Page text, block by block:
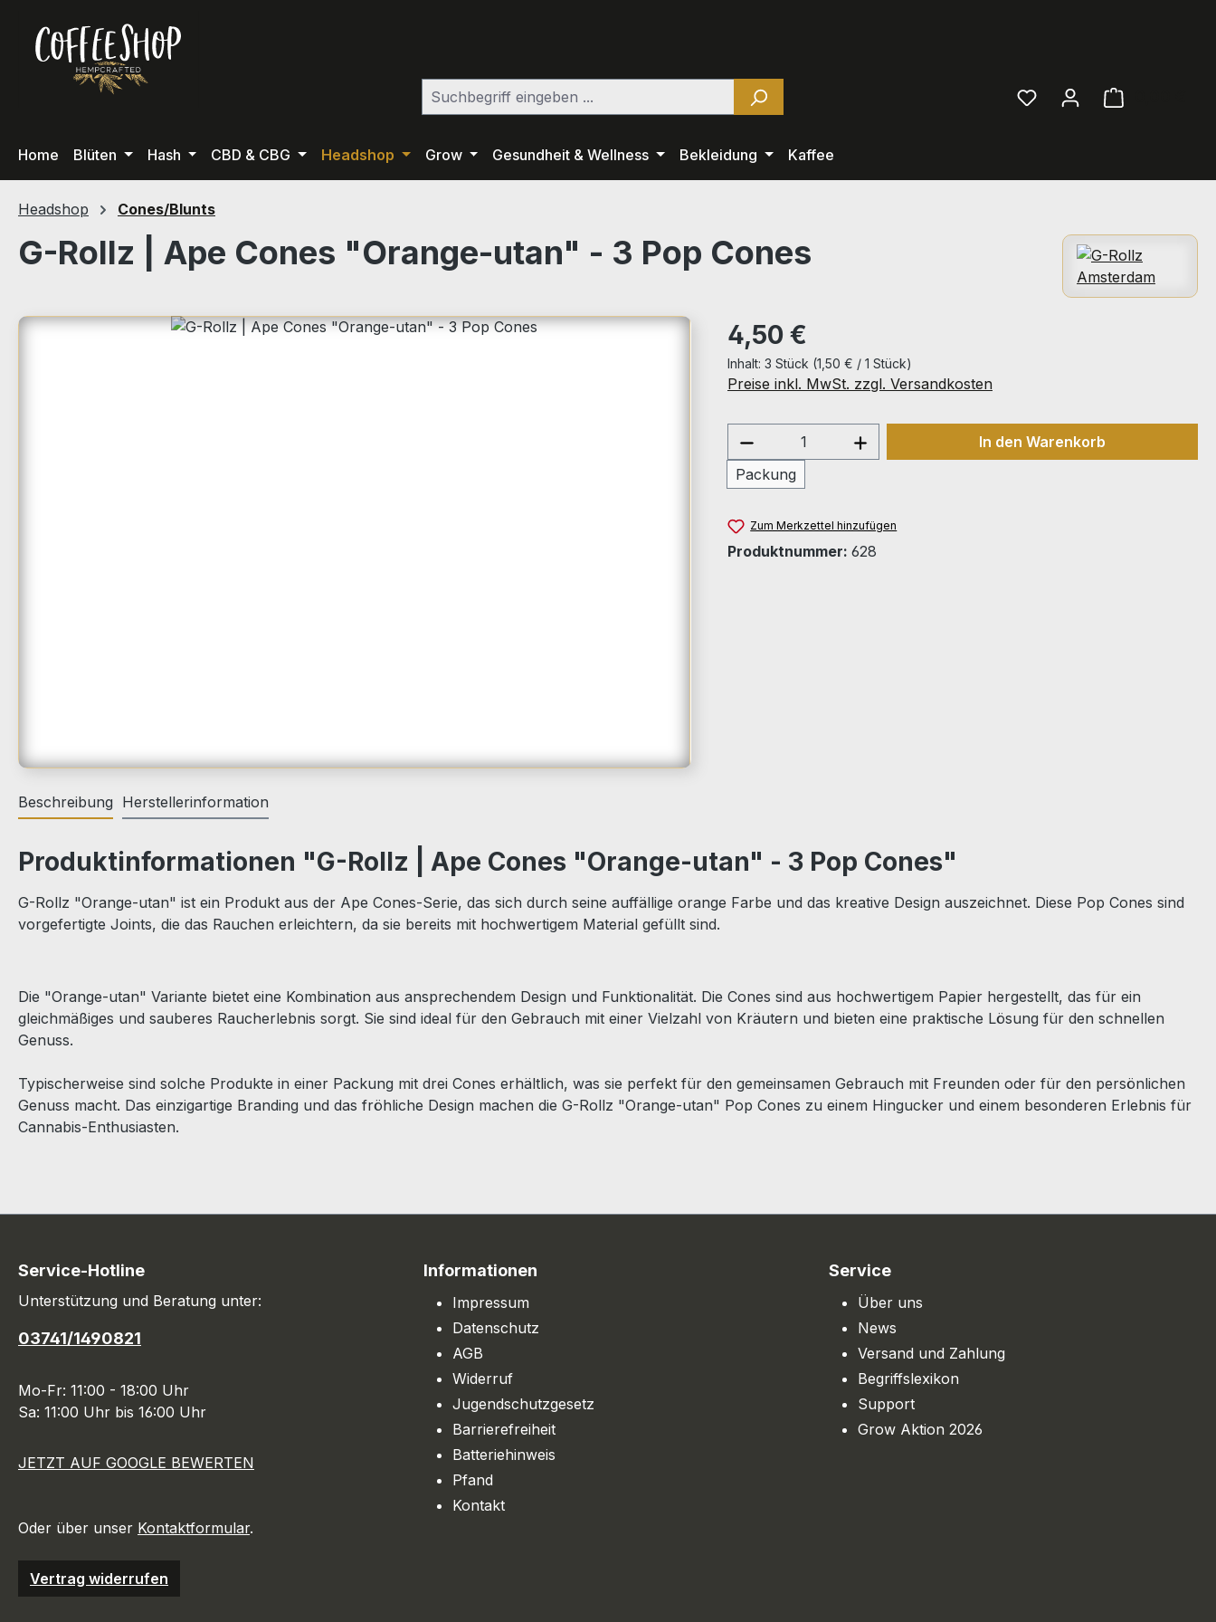
Hauptinhalt springen
Zur Suche springen
Zur Hauptnavigation springen
Home Blüten Hash CBD & CBG Headshop Grow Gesundheit & Wellness Bekleidung Kaffee
Headshop Cones/Blunts
G-Rollz | Ape Cones "Orange-utan" - 3 Pop Cones
Bildergalerie überspringen Regulärer Preis:
4,50 €
Inhalt: 3 Stück (1,50 € / 1 Stück)
Preise inkl. MwSt. zzgl. Versandkosten
Produkt Anzahl: Gib den gewünschten Wert
Packung
In den Warenkorb
Zum Merkzettel hinzufügen
Produktnummer: 628
Beschreibung Herstellerinformation
Produktinformationen "G-Rollz | Ape Cones "Orange-utan" - 3 Pop Cones"
G-Rollz "Orange-utan" ist ein Produkt aus der Ape Cones-Serie, das sich durch seine auffällige orange Farbe und das kreative Design auszeichnet. Diese Pop Cones sind
vorgefertigte Joints, die das Rauchen erleichtern, da sie bereits mit hochwertigem Material gefüllt sind.
Die "Orange-utan" Variante bietet eine Kombination aus ansprechendem Design und Funktionalität. Die Cones sind aus hochwertigem Papier hergestellt, das für ein
gleichmäßiges und sauberes Raucherlebnis sorgt. Sie sind ideal für den Gebrauch mit einer Vielzahl von Kräutern und bieten eine praktische Lösung für den schnellen
Genuss.
Typischerweise sind solche Produkte in einer Packung mit drei Cones erhältlich, was sie perfekt für den gemeinsamen Gebrauch mit Freunden oder für den persönlichen
Genuss macht. Das einzigartige Branding und das fröhliche Design machen die G-Rollz "Orange-utan" Pop Cones zu einem Hingucker und einem besonderen Erlebnis für
Cannabis-Enthusiasten.
Service-Hotline
Unterstützung und Beratung unter:
03741/1490821
Mo-Fr: 11:00 - 18:00 Uhr
Sa: 11:00 Uhr bis 16:00 Uhr
JETZT AUF GOOGLE BEWERTEN
Oder über unser Kontaktformular.
Vertrag widerrufen
Informationen
Impressum
Datenschutz
AGB
Widerruf
Jugendschutzgesetz
Barrierefreiheit
Batteriehinweis
Pfand
Kontakt
Service
Über uns
News
Versand und Zahlung
Begriffslexikon
Support
Grow Aktion 2026